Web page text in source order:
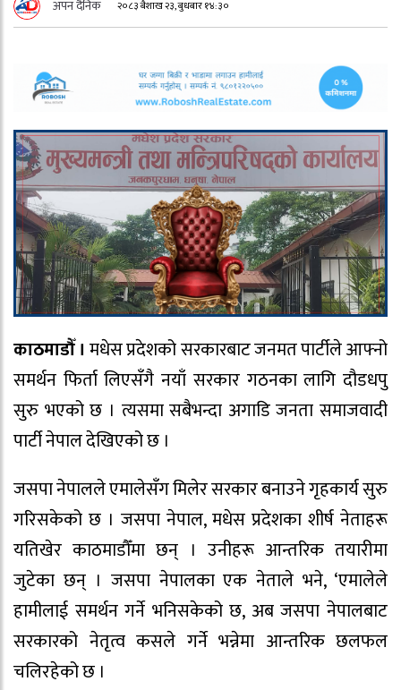
अपन दैनिक २०८३ बैशाख २३, बुधबार १४:३०
काठमाडौँ । मधेस प्रदेशको सरकारबाट जनमत पार्टीले आफ्नो
समर्थन फिर्ता लिएसँगै नयाँ सरकार गठनका लागि दौडधपु
सुरु भएको छ । त्यसमा सबैभन्दा अगाडि जनता समाजवादी
पार्टी नेपाल देखिएको छ ।
जसपा नेपालले एमालेसँग मिलेर सरकार बनाउने गृहकार्य सुरु
गरिसकेको छ । जसपा नेपाल, मधेस प्रदेशका शीर्ष नेताहरू
यतिखेर काठमाडौँमा छन् । उनीहरू आन्तरिक तयारीमा
जुटेका छन् । जसपा नेपालका एक नेताले भने, ‘एमालेले
हामीलाई समर्थन गर्ने भनिसकेको छ, अब जसपा नेपालबाट
सरकारको नेतृत्व कसले गर्ने भन्नेमा आन्तरिक छलफल
चलिरहेको छ ।